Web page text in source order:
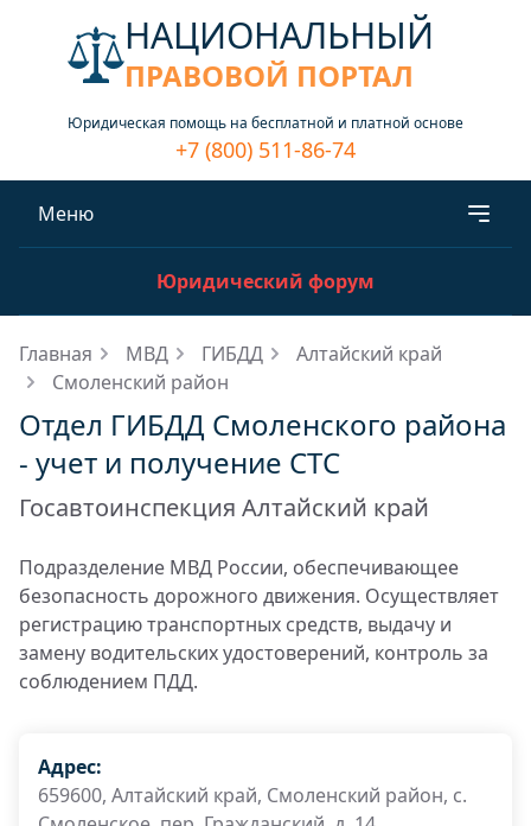
НАЦИОНАЛЬНЫЙ
ПРАВОВОЙ ПОРТАЛ
Юридическая помощь на бесплатной и платной основе
+7 (800) 511-86-74
Меню
Юридический форум
Главная МВД ГИБДД
Алтайский край
Смоленский район
Отдел ГИБДД Смоленского района
- учет и получение СТС
Госавтоинспекция Алтайский край
Подразделение МВД России, обеспечивающее
безопасность дорожного движения. Осуществляет
регистрацию транспортных средств, выдачу и
замену водительских удостоверений, контроль за
соблюдением ПДД.
Адрес:
659600, Алтайский край, Смоленский район, с.